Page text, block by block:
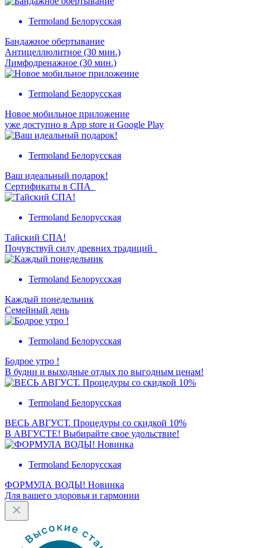
Termoland Белорусская
Бандажное обертывание
Антицеллюлитное (30 мин.)
Лимфодренажное (30 мин.)
Termoland Белорусская
Новое мобильное приложение
уже доступно в App store и Google Play
Termoland Белорусская
Ваш идеальный подарок!
Сертификаты в СПА
Termoland Белорусская
Тайский СПА!
Почувствуй силу древних традиций
Termoland Белорусская
Каждый понедельник
Семейный день
Termoland Белорусская
Бодрое утро !
В будни и выходные отдых по выгодным ценам!
Termoland Белорусская
ВЕСЬ АВГУСТ. Процедуры со скидкой 10%
В АВГУСТЕ! Выбирайте свое удольствие!
Termoland Белорусская
ФОРМУЛА ВОДЫ! Новинка
Для вашего здоровья и гармонии